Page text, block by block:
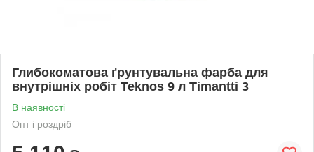
Глибокоматова ґрунтувальна фарба для
внутрішніх робіт Teknos 9 л Timantti 3
В наявності
Опт і роздріб